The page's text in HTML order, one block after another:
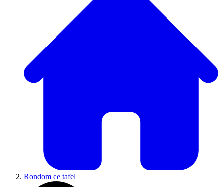
Rondom de tafel